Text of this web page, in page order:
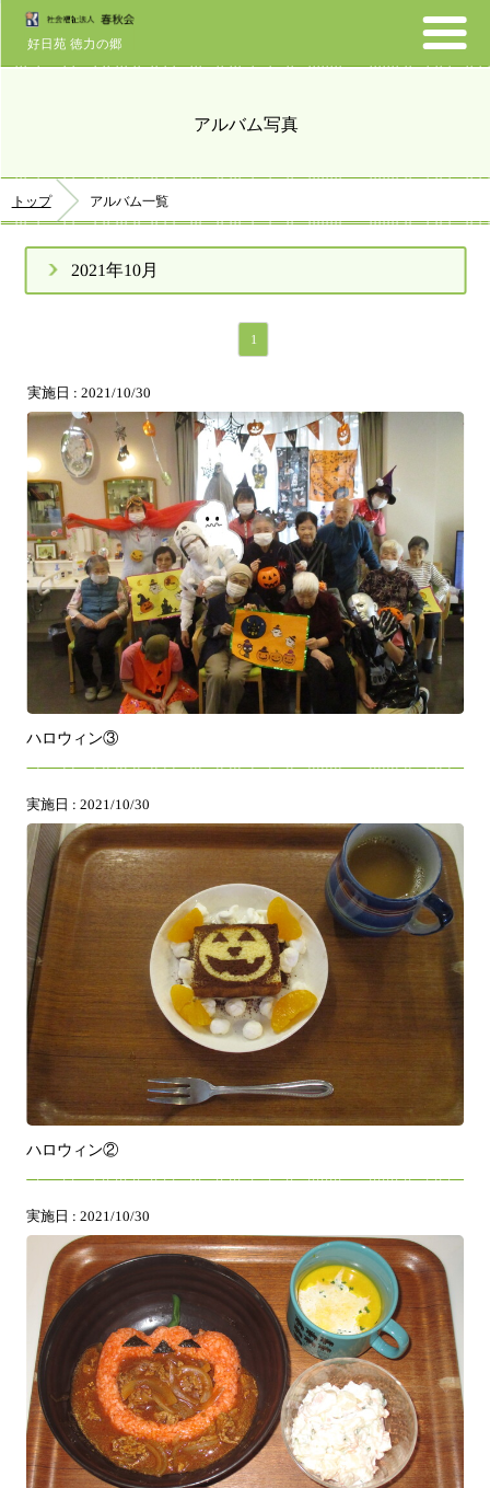
好日苑 徳力の郷
アルバム写真
トップ アルバム一覧
2021年10月
1
実施日 : 2021/10/30
ハロウィン③
実施日 : 2021/10/30
ハロウィン②
実施日 : 2021/10/30